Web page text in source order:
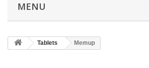
MENU
Tablets Memup